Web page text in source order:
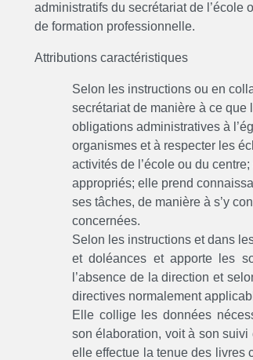
administratifs du secrétariat de l’école
de formation professionnelle.
Attributions caractéristiques
Selon les instructions ou en
secrétariat de manière à ce que
obligations administratives à
organismes et à respecter les
activités de l’école ou du
appropriés; elle prend
ses tâches, de manière à s’y
concernées.
Selon les instructions et dans
et doléances et apporte les
l’absence de la direction et
directives normalement
Elle collige les données
son élaboration, voit à son
elle effectue la tenue des livres